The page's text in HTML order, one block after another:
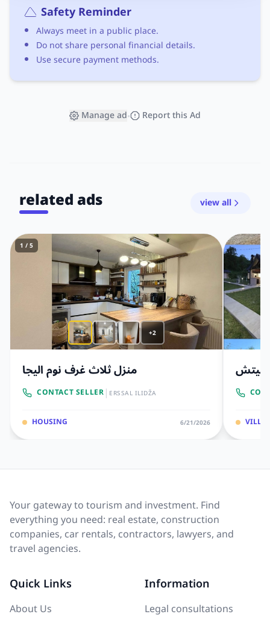
Safety Reminder
Always meet in a public place.
Do not share personal financial details.
Use secure payment methods.
Manage ad• Report this Ad
related ads view all
+2
1 / 5
منزل ثلاث غرف نوم اليجا
CONTACT SELLER| ERSSAL ILIDŽA
HOUSING 6/21/2026
Your gateway to tourism and investment. Find
everything you need: real estate, construction
companies, car rentals, contractors, lawyers, and
travel agencies.
Quick Links
About Us
Information
Legal consultations